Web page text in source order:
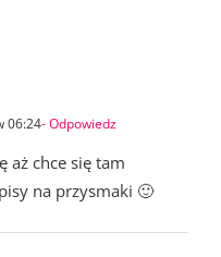
06:24- Odpowiedz
aż chce się tam
na przysmaki 🙂